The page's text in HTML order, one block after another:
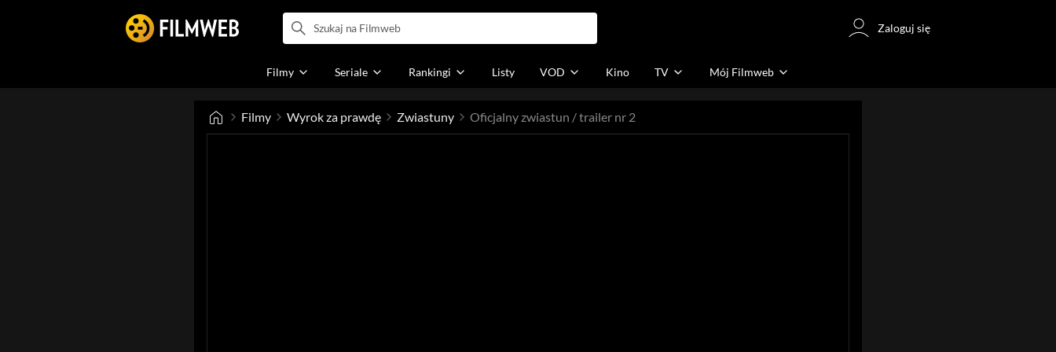
Zaloguj się
Filmy Seriale Rankingi Listy Mój Filmweb
VOD Kino TV
Filmy Wyrok za prawdę Zwiastuny Oficjalny zwiastun / trailer nr 2